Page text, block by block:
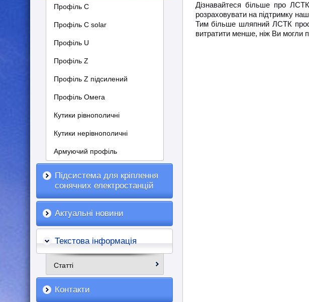
Профіль С
Профіль C solar
Профіль U
Профіль Z
Профіль Z підсилений
Профіль Омега
Кутики рівнополичні
Кутики нерівнополичні
Армуючий профіль
Підсистема для кріплення
сонячних електростанцій
Актуальні новини
Текстова інформація
Статті
Контакти
Дізнавайтеся більше про
розраховувати на підтримку
Тим більше шляпний ЛСТК
витратити менше, ніж Ви могли